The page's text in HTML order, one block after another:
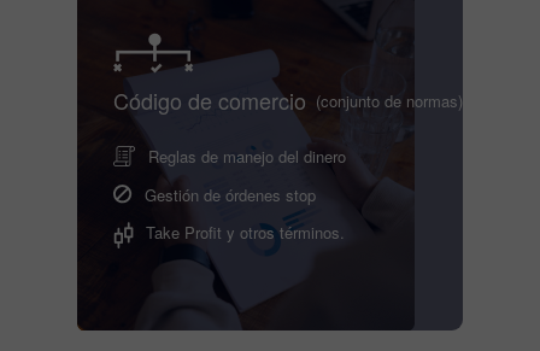
Código de comercio (conjunto de normas)
Reglas de manejo del dinero
Gestión de órdenes stop
Take Profit y otros términos.